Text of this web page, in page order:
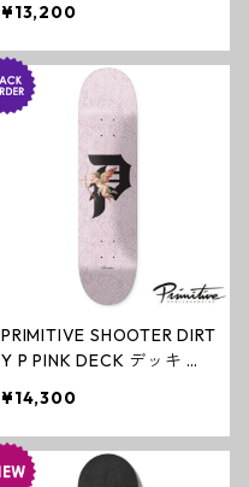
ィブ
¥13,200
PRIMITIVE SHOOTER DIRT
Y P PINK DECK デッキ ス
ブ
¥14,300